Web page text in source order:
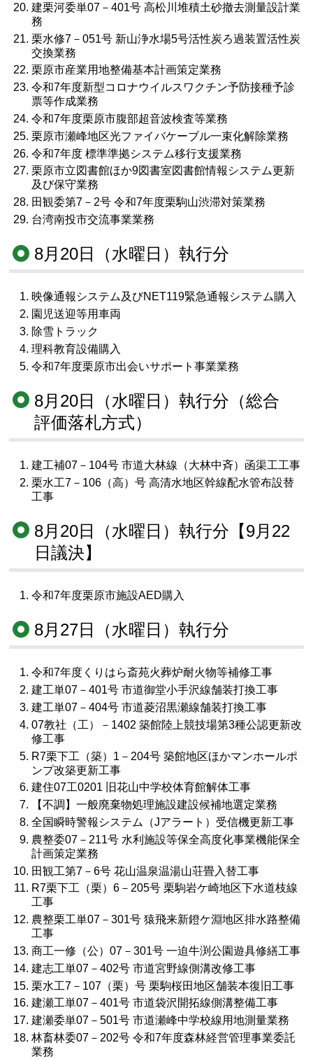
建栗河委単07－401号 高松川堆積土砂撤去測量設計業
務
栗水修7－051号 新山浄水場5号活性炭ろ過装置活性炭
交換業務
栗原市産業用地整備基本計画策定業務
令和7年度新型コロナウイルスワクチン予防接種予診
票等作成業務
令和7年度栗原市腹部超音波検査等業務
栗原市瀬峰地区光ファイバケーブル一束化解除業務
令和7年度 標準準拠システム移行支援業務
栗原市立図書館ほか9図書室図書館情報システム更新
及び保守業務
田観委第7－2号 令和7年度栗駒山渋滞対策業務
台湾南投市交流事業業務
8月20日（水曜日）執行分
映像通報システム及びNET119緊急通報システム購入
園児送迎等用車両
除雪トラック
理科教育設備購入
令和7年度栗原市出会いサポート事業業務
8月20日（水曜日）執行分（総合
評価落札方式）
建工補07－104号 市道大林線（大林中斉）函渠工工事
栗水工7－106（高）号 高清水地区幹線配水管布設替
工事
8月20日（水曜日）執行分【9月22
日議決】
令和7年度栗原市施設AED購入
8月27日（水曜日）執行分
令和7年度くりはら斎苑火葬炉耐火物等補修工事
建工単07－401号 市道御堂小手沢線舗装打換工事
建工単07－404号 市道菱沼黒瀬線舗装打換工事
07教社（工）－1402 築館陸上競技場第3種公認更新改
修工事
R7栗下工（築）1－204号 築館地区ほかマンホールポ
ンプ改築更新工事
建住07工0201 旧花山中学校体育館解体工事
【不調】一般廃棄物処理施設建設候補地選定業務
全国瞬時警報システム（Jアラート）受信機更新工事
農整委07－211号 水利施設等保全高度化事業機能保全
計画策定業務
田観工第7－6号 花山温泉温湯山荘畳入替工事
R7栗下工（栗）6－205号 栗駒岩ケ崎地区下水道枝線
工事
農整栗工単07－301号 猿飛来新鐙ケ淵地区排水路整備
工事
商工一修（公）07－301号 一迫牛渕公園遊具修繕工事
建志工単07－402号 市道宮野線側溝改修工事
栗水工7－107（栗）号 栗駒桜田地区舗装本復旧工事
建瀬工単07－401号 市道袋沢開拓線側溝整備工事
建瀬委単07－501号 市道瀬峰中学校線用地測量業務
林畜林委07－202号 令和7年度森林経営管理事業委託
業務